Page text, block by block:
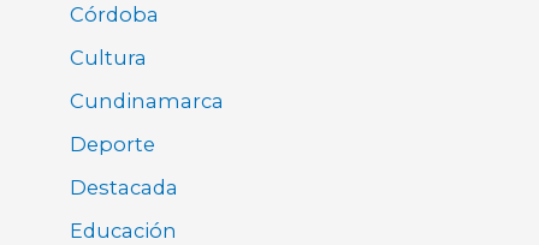
Córdoba
Cultura
Cundinamarca
Deporte
Destacada
Educación